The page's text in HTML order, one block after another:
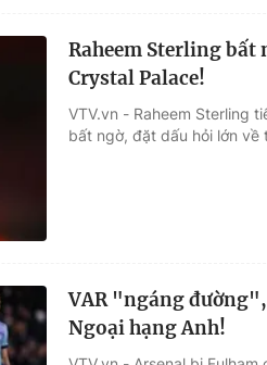
Raheem Sterling
Crystal Palace!
VTV.vn - Raheem Sterling
bất ngờ, đặt dấu hỏi lớn về
VAR "ngáng
Ngoại hạng Anh!